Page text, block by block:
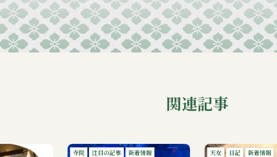
関連記事
寺院 注目の記事 新着情報 天女 日記 新着情報